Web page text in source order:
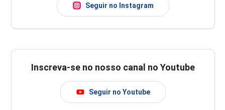
Seguir no Instagram
Inscreva-se no nosso canal no Youtube
Seguir no Youtube